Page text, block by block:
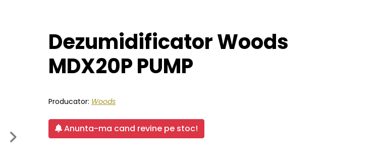
Next
Dezumidificator Woods
MDX20P PUMP
Producator: Woods
Anunta-ma cand revine pe stoc!